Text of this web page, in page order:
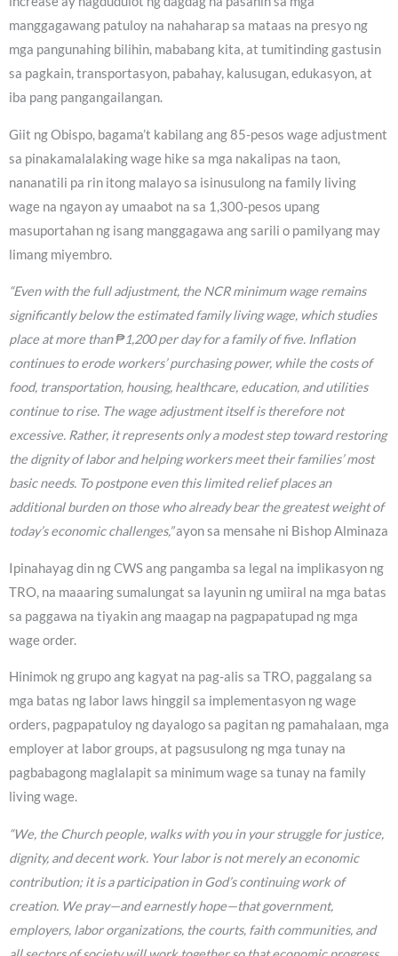
manggagawang patuloy na nahaharap sa mataas na presyo ng
mga pangunahing bilihin, mababang kita, at tumitinding gastusin
sa pagkain, transportasyon, pabahay, kalusugan, edukasyon, at
iba pang pangangailangan.
Giit ng Obispo, bagama’t kabilang ang 85-pesos wage adjustment
sa pinakamalalaking wage hike sa mga nakalipas na taon,
nananatili pa rin itong malayo sa isinusulong na family living
wage na ngayon ay umaabot na sa 1,300-pesos upang
masuportahan ng isang manggagawa ang sarili o pamilyang may
limang miyembro.
“Even with the full adjustment, the NCR minimum wage remains
significantly below the estimated family living wage, which studies
place at more than ₱1,200 per day for a family of five. Inflation
continues to erode workers’ purchasing power, while the costs of
food, transportation, housing, healthcare, education, and utilities
continue to rise. The wage adjustment itself is therefore not
excessive. Rather, it represents only a modest step toward restoring
the dignity of labor and helping workers meet their families’ most
basic needs. To postpone even this limited relief places an
additional burden on those who already bear the greatest weight of
today’s economic challenges,”ayon sa mensahe ni Bishop Alminaza
Ipinahayag din ng CWS ang pangamba sa legal na implikasyon ng
TRO, na maaaring sumalungat sa layunin ng umiiral na mga batas
sa paggawa na tiyakin ang maagap na pagpapatupad ng mga
wage order.
Hinimok ng grupo ang kagyat na pag-alis sa TRO, paggalang sa
mga batas ng labor laws hinggil sa implementasyon ng wage
orders, pagpapatuloy ng dayalogo sa pagitan ng pamahalaan, mga
employer at labor groups, at pagsusulong ng mga tunay na
pagbabagong maglalapit sa minimum wage sa tunay na family
living wage.
“We, the Church people, walks with you in your struggle for justice,
dignity, and decent work. Your labor is not merely an economic
contribution; it is a participation in God’s continuing work of
creation. We pray—and earnestly hope—that government,
employers, labor organizations, the courts, faith communities, and